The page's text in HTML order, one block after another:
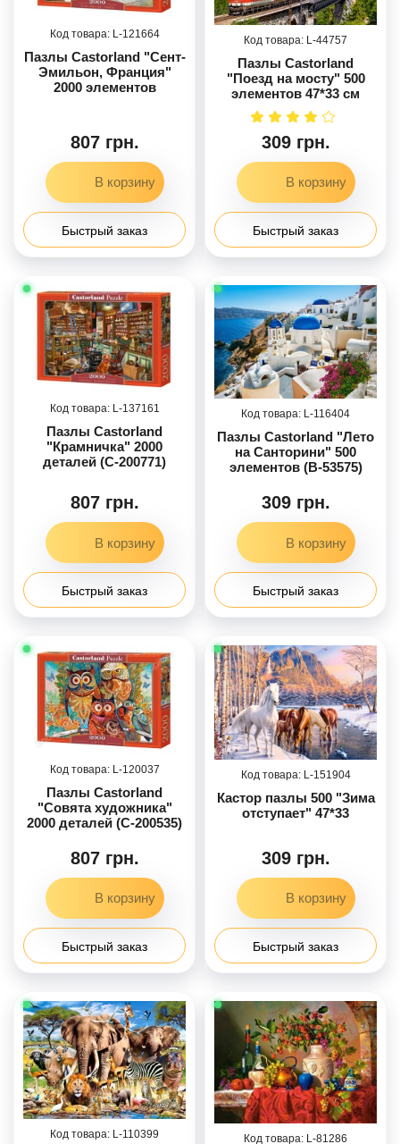
121664
Пазлы Castorland "Сент-
Эмильон, Франция"
2000 элементов
807 грн.
Быстрый заказ
44757
Пазлы Castorland
"Поезд на мосту" 500
элементов 47*33 см
309 грн.
Быстрый заказ
137161
Пазлы Castorland
"Крамничка" 2000
деталей (C-200771)
807 грн.
Быстрый заказ
116404
Пазлы Castorland "Лето
на Санторини" 500
элементов (B-53575)
309 грн.
Быстрый заказ
120037
Пазлы Castorland
"Совята художника"
2000 деталей (С-200535)
807 грн.
Быстрый заказ
151904
Кастор пазлы 500 "Зима
отступает" 47*33
309 грн.
Быстрый заказ
110399 81286